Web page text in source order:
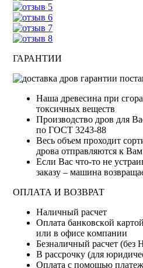
ГАРАНТИИ
Наша древесина при
токсичных веществ
Производство дров для
по ГОСТ 3243-88
Весь объем проходит
дрова отправляются к Вам
Если Вас что-то не
заказу – машина
ОПЛАТА И ВОЗВРАТ
Haличный pacчeт
Oплaтa бaнкoвcкoй
или в oфиce кoмпaнии
Бeзнaличный pacчeт
B paccpoчку (для
Оплата с помощью